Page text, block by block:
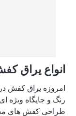
انواع یراق
امروزه یراق کفش
رنگ و جایگاه ویژه
طراحی کفش های